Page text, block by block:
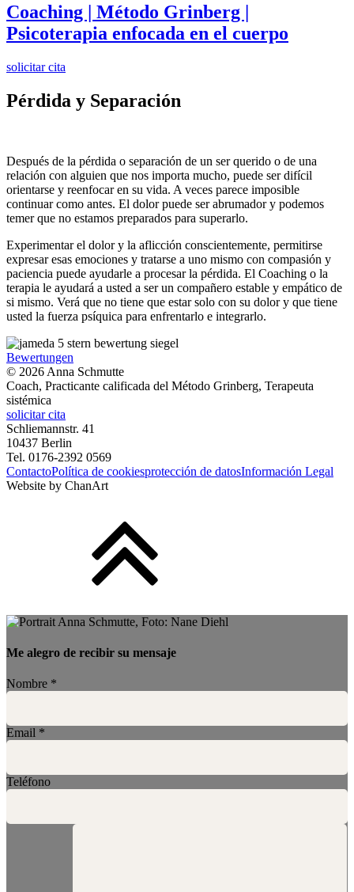
Coaching | Método Grinberg |
Psicoterapia enfocada en el cuerpo
solicitar cita
Pérdida y Separación
Después de la pérdida o separación de un ser querido o de una
relación con alguien que nos importa mucho, puede ser difícil
orientarse y reenfocar en su vida. A veces parece imposible
continuar como antes. El dolor puede ser abrumador y podemos
temer que no estamos preparados para superarlo.
Experimentar el dolor y la aflicción conscientemente, permitirse
expresar esas emociones y tratarse a uno mismo con compasión y
paciencia puede ayudarle a procesar la pérdida. El Coaching o la
terapia le ayudará a usted a ser un compañero estable y empático de
si mismo. Verá que no tiene que estar solo con su dolor y que tiene
usted la fuerza psíquica para enfrentarlo e integrarlo.
Bewertungen
© 2026 Anna Schmutte
Coach, Practicante calificada del Método Grinberg, Terapeuta
sistémica
solicitar cita
Schliemannstr. 41
10437 Berlin
Tel. 0176-2392 0569
ContactoPolítica de cookiesprotección de datosInformación Legal
Website by ChanArt
Me alegro de recibir su mensaje
Nombre *
Email *
Teléfono